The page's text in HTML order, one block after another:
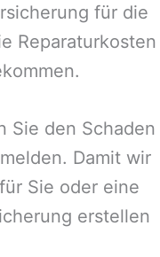
für die
Reparaturkosten
Sie den Schaden
Damit wir
Sie oder eine
erstellen